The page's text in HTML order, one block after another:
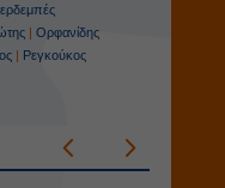
| Ορφανίδης
| Ρεγκούκος